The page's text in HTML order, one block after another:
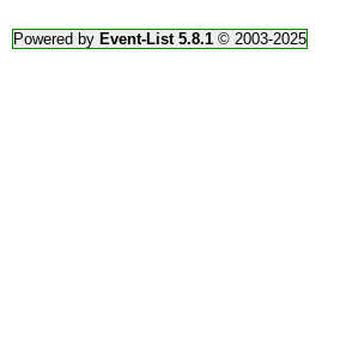
Powered by Event-List 5.8.1© 2003-2025